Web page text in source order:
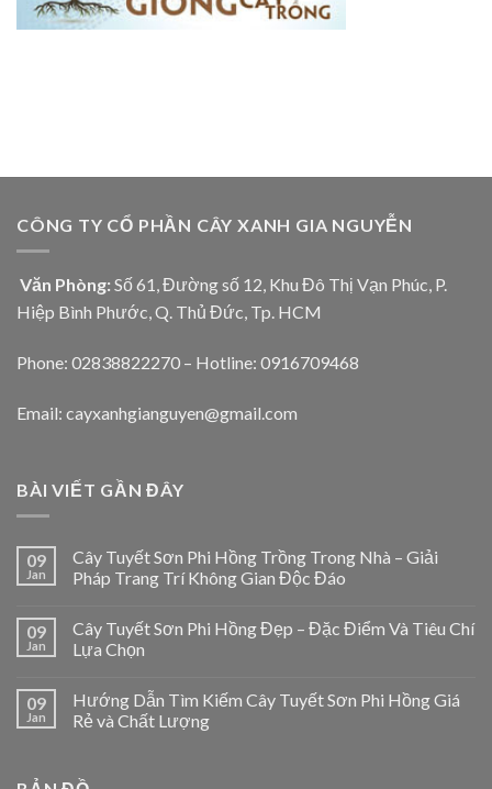
CÔNG TY CỔ PHẦN CÂY XANH GIA NGUYỄN
Văn Phòng: Số 61, Đường số 12, Khu Đô Thị Vạn Phúc, P.
Hiệp Bình Phước, Q. Thủ Đức, Tp. HCM
Phone: 02838822270 – Hotline: 0916709468
Email: cayxanhgianguyen@gmail.com
BÀI VIẾT GẦN ĐÂY
09
Jan
Cây Tuyết Sơn Phi Hồng Trồng Trong Nhà – Giải
Pháp Trang Trí Không Gian Độc Đáo
09
Jan
Cây Tuyết Sơn Phi Hồng Đẹp – Đặc Điểm Và Tiêu Chí
Lựa Chọn
09
Jan
Hướng Dẫn Tìm Kiếm Cây Tuyết Sơn Phi Hồng Giá
Rẻ và Chất Lượng